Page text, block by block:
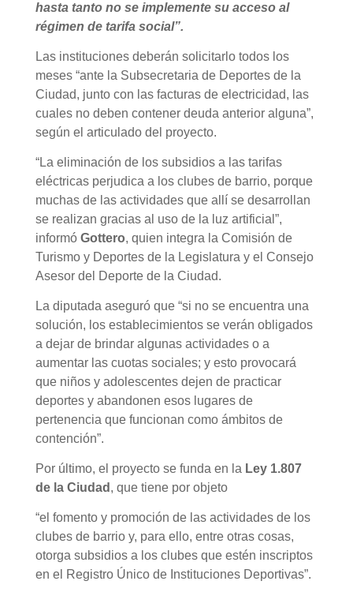
hasta tanto no se implemente su acceso al
régimen de tarifa social”.
Las instituciones deberán solicitarlo todos los
meses “ante la Subsecretaria de Deportes de la
Ciudad, junto con las facturas de electricidad, las
cuales no deben contener deuda anterior alguna”,
según el articulado del proyecto.
“La eliminación de los subsidios a las tarifas
eléctricas perjudica a los clubes de barrio, porque
muchas de las actividades que allí se desarrollan
se realizan gracias al uso de la luz artificial”,
informó Gottero, quien integra la Comisión de
Turismo y Deportes de la Legislatura y el Consejo
Asesor del Deporte de la Ciudad.
La diputada aseguró que “si no se encuentra una
solución, los establecimientos se verán obligados
a dejar de brindar algunas actividades o a
aumentar las cuotas sociales; y esto provocará
que niños y adolescentes dejen de practicar
deportes y abandonen esos lugares de
pertenencia que funcionan como ámbitos de
contención”.
Por último, el proyecto se funda en la Ley 1.807
de la Ciudad , que tiene por objeto
“el fomento y promoción de las actividades de los
clubes de barrio y, para ello, entre otras cosas,
otorga subsidios a los clubes que estén inscriptos
en el Registro Único de Instituciones Deportivas”.